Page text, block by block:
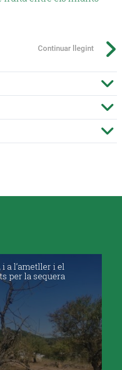
Continuar llegint
a l’ametller i el
per la sequera